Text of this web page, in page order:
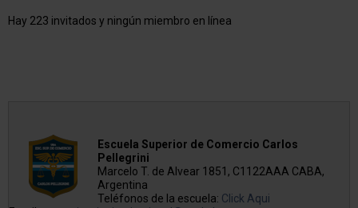
Hay 223 invitados y ningún miembro en línea
Escuela Superior de Comercio Carlos
Pellegrini
Marcelo T. de Alvear 1851, C1122AAA CABA,
Argentina
Teléfonos de la escuela: Click Aqui